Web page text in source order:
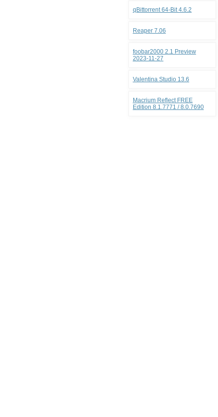
qBittorrent 64-Bit 4.6.2
Reaper 7.06
foobar2000 2.1 Preview
2023-11-27
Valentina Studio 13.6
Macrium Reflect FREE
Edition 8.1.7771 / 8.0.7690